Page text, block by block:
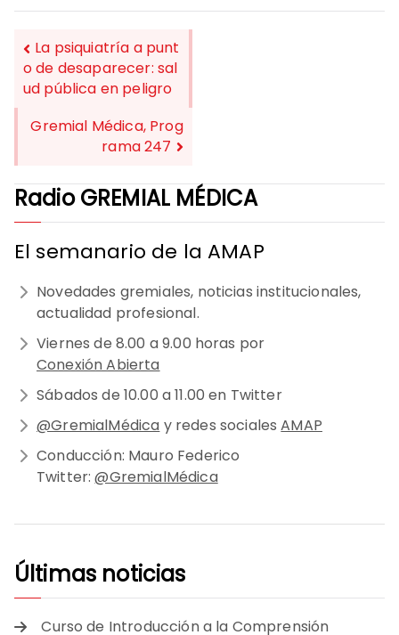
NAVEGACIÓN
DE
ENTRADAS
La psiquiatría a punt
o de desaparecer: sal
ud pública en peligro
Gremial Médica, Prog
rama 247
Radio GREMIAL MÉDICA
El semanario de la AMAP
Novedades gremiales, noticias institucionales,
actualidad profesional.
Viernes de 8.00 a 9.00 horas por
Conexión Abierta
Sábados de 10.00 a 11.00 en Twitter
@GremialMédica y redes socialesAMAP
Conducción: Mauro Federico
Twitter:@GremialMédica
Últimas noticias
Curso de Introducción a la Comprensión